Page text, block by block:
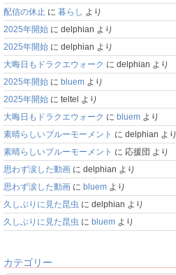
配信の休止 に 暮らし より
2025年開始 に delphian より
2025年開始 に delphian より
大晦日もドラクエウォーク に delphian より
2025年開始 に bluem より
2025年開始 に teltel より
大晦日もドラクエウォーク に bluem より
素晴らしいブルーモーメント に delphian より
素晴らしいブルーモーメント に 応援団 より
思わず涙した動画 に delphian より
思わず涙した動画 に bluem より
久しぶりに見た昆虫 に delphian より
久しぶりに見た昆虫 に bluem より
カテゴリー